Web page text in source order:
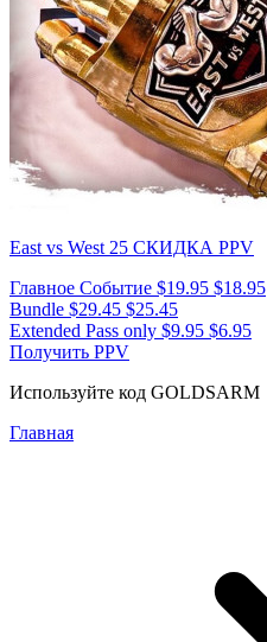
East vs West 25 СКИДКА PPV
Главное Событие $19.95 $18.95
Bundle $29.45 $25.45
Extended Pass only $9.95 $6.95
Получить PPV
Используйте код GOLDSARM
Главная